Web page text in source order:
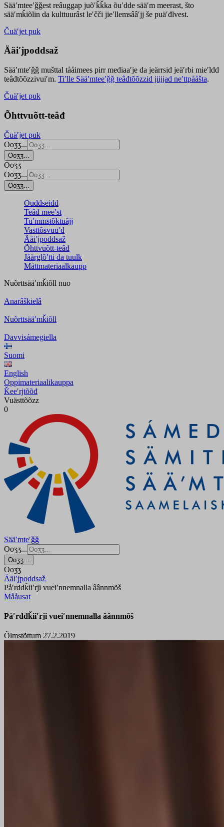
Sääʹmteeʹǧǧest reâuggap juõʹǩǩka õuʹdde sääʹm meerast, što
sääʹmǩiõlin da kulttuurâst leʹčči jieʹllemsââʹjj še puäʹđlvest.
Čuäʹjet puk
Ääiʹjpoddsaž
Sääʹmteʹǧǧ mušttal tååimees pirr mediaaʹje da jeärrsid jeäʹrbi mieʹldd
teâđtõõzzivuiʹm. Tiʹlle Sääʹmteeʹǧǧ teâđtõõzzid jiijjad neʹttpååšta.
Čuäʹjet puk
Õhttvuõtt-teâđ
Čuäʹjet puk
Ooʒʒ...
Ooʒʒ...
Ooʒʒ
Ooʒʒ...
Ooʒʒ...
Ouddseidd
Teâđ meeʹst
Tuʹmmstõktuâjj
Vasttõsvuuʹd
Ääiʹjpoddsaž
Õhttvuõtt-teâđ
Jåårǥlõʹtti da tuulk
Mättmateriaalkaupp
Nuõrttsääʹmǩiõll nuo
Anarâškielâ
Nuõrttsääʹmǩiõll
Davvisámegiella
Suomi
English
Oppimateriaalikauppa
Ǩeeʹrjtõõđ
Vuästtõõzz
0
Sääʹmteʹǧǧ
Ooʒʒ...
Ooʒʒ...
Ooʒʒ
Ääiʹjpoddsaž
Påʹrddǩiiʹrji vueiʹnnemnalla âânnmõš
Mååusat
Påʹrddǩiiʹrji vueiʹnnemnalla âânnmõš
Õlmstõttum 27.2.2019